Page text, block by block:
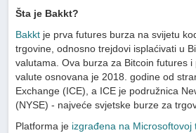
Šta je Bakkt?
Bakkt je prva futures burza na svijetu
trgovine, odnosno trejdovi isplaćivati u
valutama. Ova burza za Bitcoin futures
valute osnovana je 2018. godine od
Exchange (ICE), a ICE je podružnica
(NYSE) - najveće svjetske burze za
Platforma je izgrađena na Microsoftovoj